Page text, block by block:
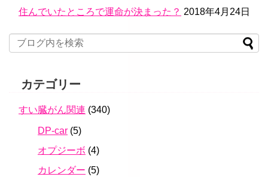
住んでいたところで運命が決まった？ 2018年4月24日
カテゴリー
すい臓がん関連 (340)
DP-car (5)
オプジーボ (4)
カレンダー (5)